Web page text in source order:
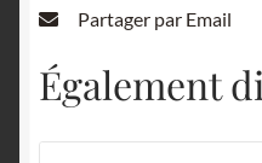
Partager par Email
Également